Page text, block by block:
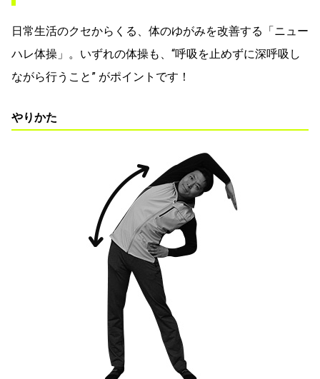
日常生活のクセからくる、体のゆがみを改善する「ニュー
ハレ体操」。いずれの体操も、“呼吸を止めずに深呼吸し
ながら行うこと” がポイントです！
やりかた